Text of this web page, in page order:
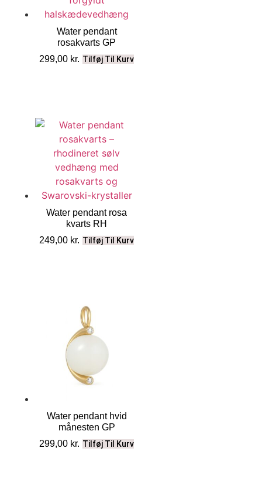
Water pendant
rosakvarts GP
299,00 kr. Tilføj Til Kurv
Water pendant rosa
kvarts RH
249,00 kr. Tilføj Til Kurv
Water pendant hvid
månesten GP
299,00 kr. Tilføj Til Kurv